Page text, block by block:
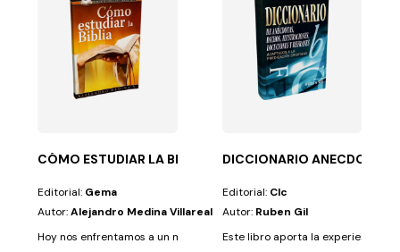
detenidamente la...
educar y formar el carácter de los hijos, no se...
CÓMO ESTUDIAR LA BIBLIA
Editorial: Gema
Autor:Alejandro Medina Villareal
Hoy nos enfrentamos a un mundo convulsionado, donde se hace
DICCIONARIO
Editorial: Clc
Autor: Ruben Gil
Este libro aporta la experiencia